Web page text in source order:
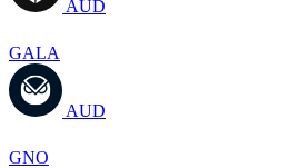
AUD
GALA
AUD
GNO